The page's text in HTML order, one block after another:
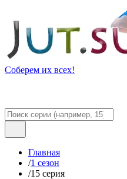
Соберем их всех!
Главная
/1 сезон
/15 серия